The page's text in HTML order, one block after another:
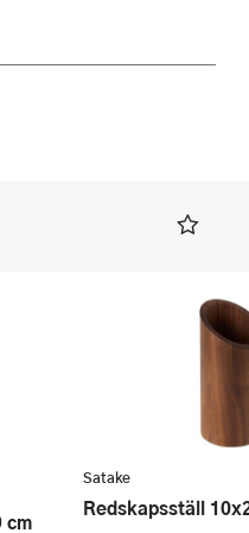
Satake
Redskapsställ